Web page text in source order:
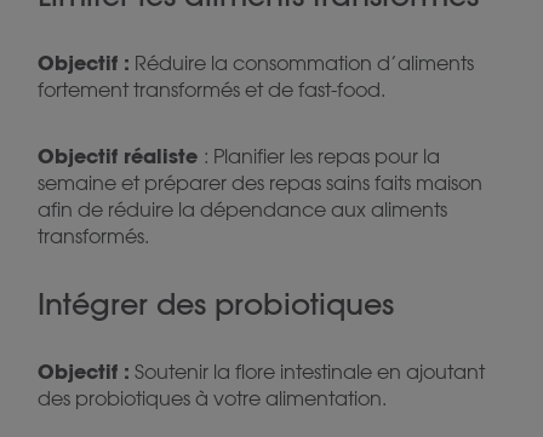
Objectif : Réduire la consommation d’aliments
fortement transformés et de fast-food.
Objectif réaliste : Planifier les repas pour la
semaine et préparer des repas sains faits maison
afin de réduire la dépendance aux aliments
transformés.
Intégrer des probiotiques
Objectif : Soutenir la flore intestinale en ajoutant
des probiotiques à votre alimentation.